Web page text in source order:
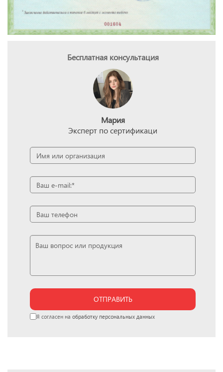
Бесплатная консультация
Мария
Эксперт по сертификаци
ОТПРАВИТЬ
Я согласен на обработку персональных данных